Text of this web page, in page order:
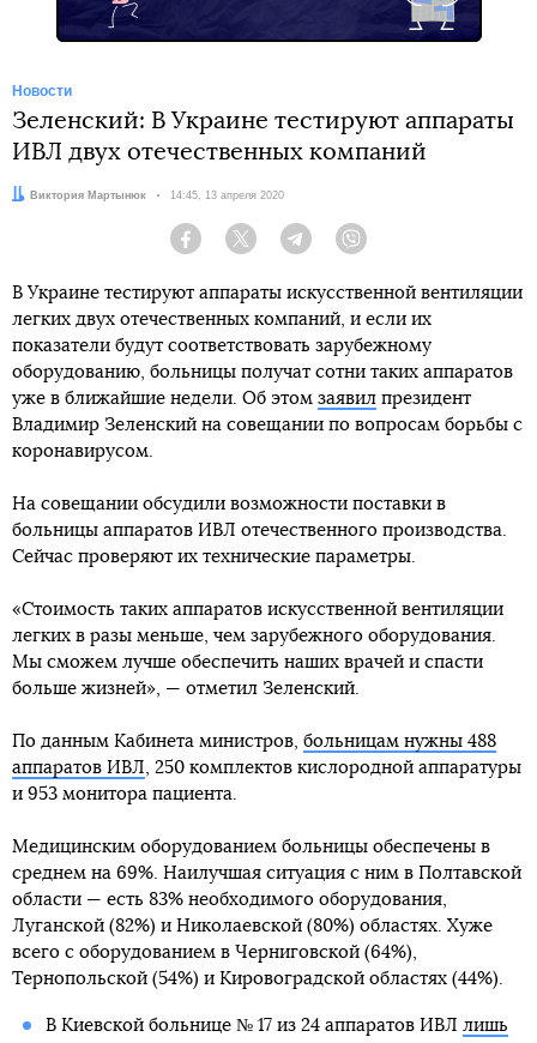
Новости
Зеленский: В Украине тестируют аппараты
ИВЛ двух отечественных компаний
Автор:Виктория Мартынюк Дата:
14:45, 13 апреля 2020
Facebook Twitter Telegram
В Украине тестируют аппараты искусственной вентиляции
легких двух отечественных компаний, и если их
показатели будут соответствовать зарубежному
оборудованию, больницы получат сотни таких аппаратов
уже в ближайшие недели. Об этом заявил президент
Владимир Зеленский на совещании по вопросам борьбы с
коронавирусом.
На совещании обсудили возможности поставки в
больницы аппаратов ИВЛ отечественного производства.
Сейчас проверяют их технические параметры.
«Стоимость таких аппаратов искусственной вентиляции
легких в разы меньше, чем зарубежного оборудования.
Мы сможем лучше обеспечить наших врачей и спасти
больше жизней», — отметил Зеленский.
По данным Кабинета министров, больницам нужны 488
аппаратов ИВЛ, 250 комплектов кислородной аппаратуры
и 953 монитора пациента.
Медицинским оборудованием больницы обеспечены в
среднем на 69%. Наилучшая ситуация с ним в Полтавской
области — есть 83% необходимого оборудования,
Луганской (82%) и Николаевской (80%) областях. Хуже
всего с оборудованием в Черниговской (64%),
Тернопольской (54%) и Кировоградской областях (44%).
В Киевской больнице № 17 из 24 аппаратов ИВЛ лишь